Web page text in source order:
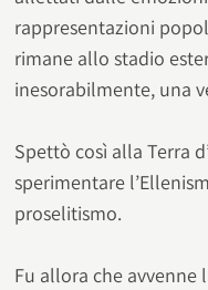
rappresentazioni
rimane allo stadio
inesorabilmente, una
Spettò così alla Terra
sperimentare
proselitismo.
Fu allora che avvenne